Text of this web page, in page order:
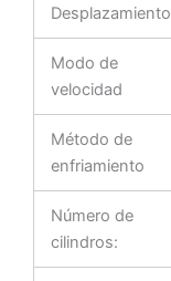
Desplazamiento
Modo de
velocidad
Método de
enfriamiento
Número de
cilindros: